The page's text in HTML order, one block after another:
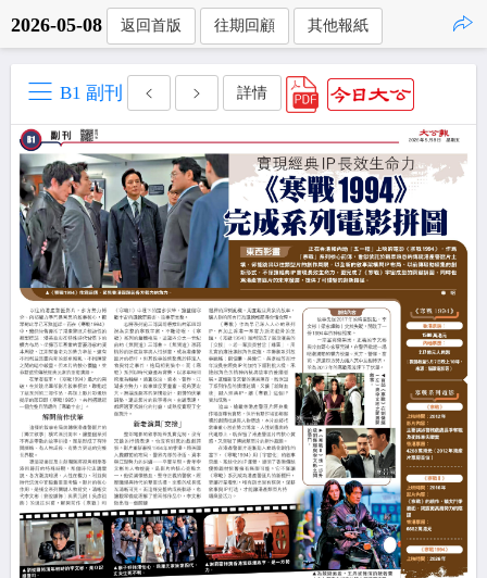
2026-05-08 返回首版 往期回顧 其他報紙
B1 副刊 詳情